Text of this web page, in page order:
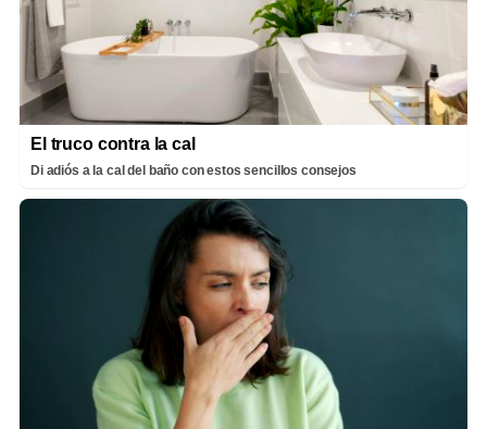
El truco contra la cal
Di adiós a la cal del baño con estos sencillos consejos